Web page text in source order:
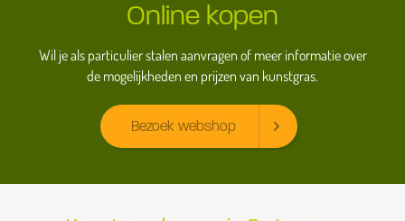
Online kopen
Wil je als particulier stalen aanvragen of meer informatie over
de mogelijkheden en prijzen van kunstgras.
Bezoek webshop